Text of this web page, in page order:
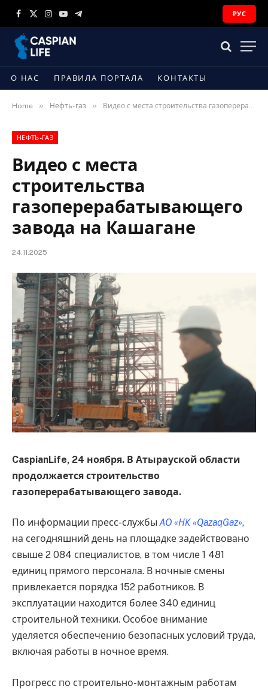
Facebook
X
Instagram
YouTubeTelegram
РУС
О НАС ПРАВИЛА ПОРТАЛА КОНТАКТЫ
Home » Нефть-газ » Видео с места строительства газоперерабатывающего завода на Кашагане
НЕФТЬ-ГАЗ
Видео с места
строительства
газоперерабатывающего
завода на Кашагане
24.11.2025
CaspianLife, 24 ноября. В Атырауской области
продолжается строительство
газоперерабатывающего завода.
По информации пресс-службыАО «НК «QazaqGaz»,
на сегодняшний день на площадке задействовано
свыше 2 084 специалистов, в том числе 1 481
единиц прямого персонала. В ночные смены
привлекается порядка 152 работников. В
эксплуатации находится более 340 единиц
строительной техники. Особое внимание
уделяется обеспечению безопасных условий труда,
включая работы в ночное время.
Прогресс по строительно-монтажным работам